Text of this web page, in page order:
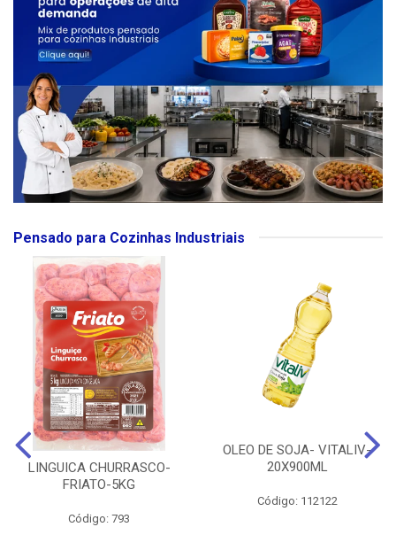
Pensado para Cozinhas Industriais
LINGUICA CHURRASCO-
FRIATO-5KG
Código: 793
OLEO DE SOJA- VITALIV-
20X900ML
Código: 112122